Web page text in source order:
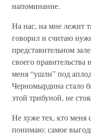
напоминание.
На нас, на мне лежит
говорил и считаю
представительном
своего
меня “ушли” под
Черномырдина стало
этой трибуной, не
Не хуже тех, кто меня
понимаю: самое